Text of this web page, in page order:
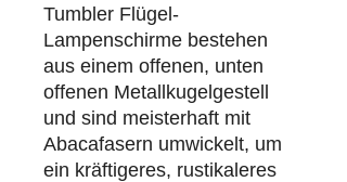
Tumbler Flügel-
Lampenschirme bestehen
aus einem offenen, unten
offenen Metallkugelgestell
und sind meisterhaft mit
Abacafasern umwickelt, um
ein kräftigeres, rustikaleres